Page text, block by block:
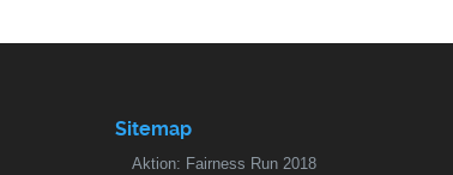
Sitemap
Aktion: Fairness Run 2018